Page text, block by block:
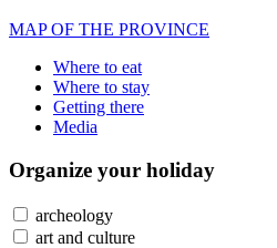
MAP OF THE PROVINCE
Where to eat
Where to stay
Getting there
Media
Organize your holiday
archeology
art and culture